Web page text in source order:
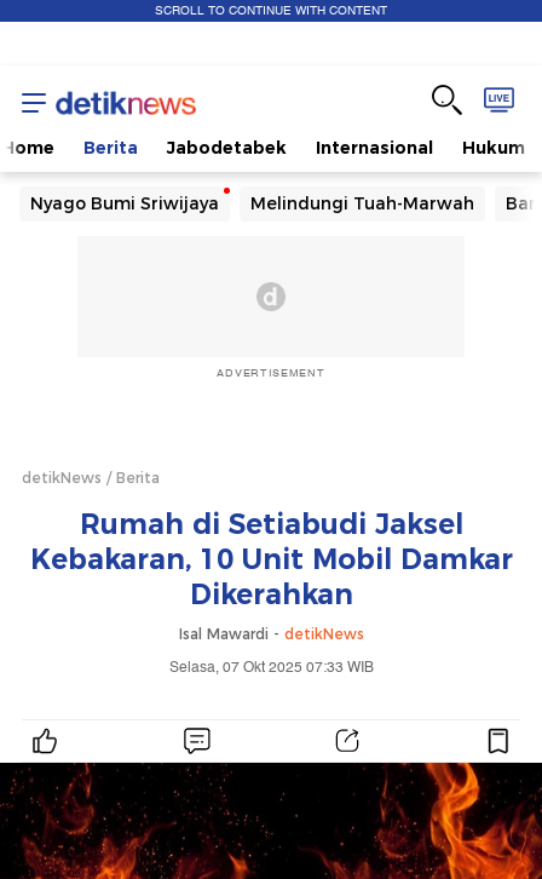
SCROLL TO CONTINUE WITH CONTENT
Home Berita Jabodetabek Internasional Hukum
Nyago Bumi Sriwijaya Melindungi Tuah-Marwah
ADVERTISEMENT
detikNews Berita
Rumah di Setiabudi Jaksel
Kebakaran, 10 Unit Mobil Damkar
Dikerahkan
Isal Mawardi - detikNews
Selasa, 07 Okt 2025 07:33 WIB